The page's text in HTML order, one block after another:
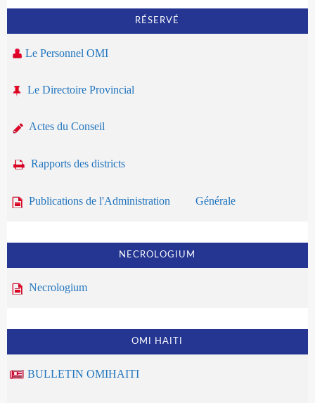
RÉSERVÉ
Le Personnel OMI
Le Directoire Provincial
Actes du Conseil
Rapports des districts
Publications de l'Administration Générale
NECROLOGIUM
Necrologium
OMI HAITI
BULLETIN OMIHAITI